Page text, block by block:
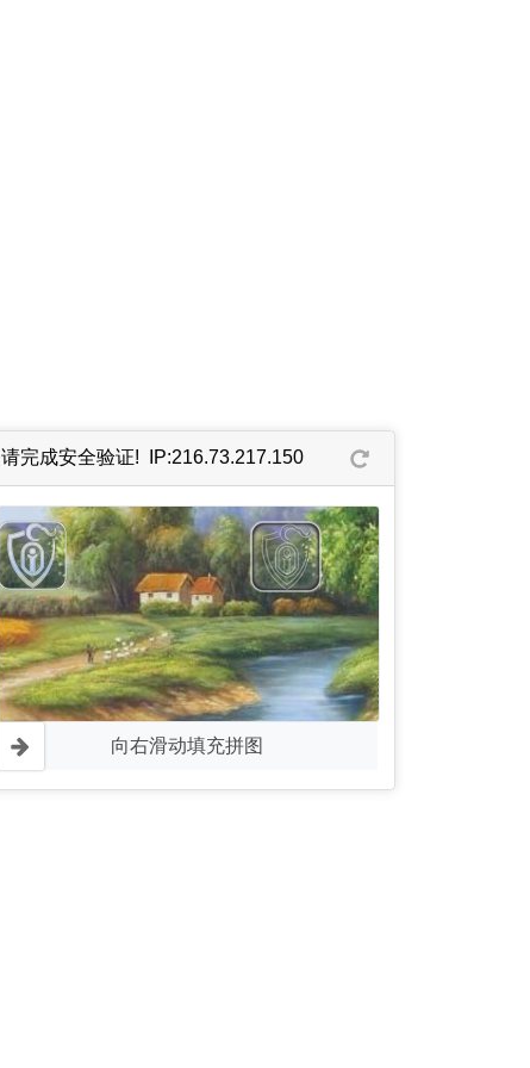
请完成安全验证! IP:216.73.217.150
向右滑动填充拼图